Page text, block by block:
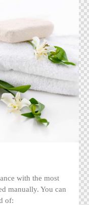
with the most
manually. You can
of: